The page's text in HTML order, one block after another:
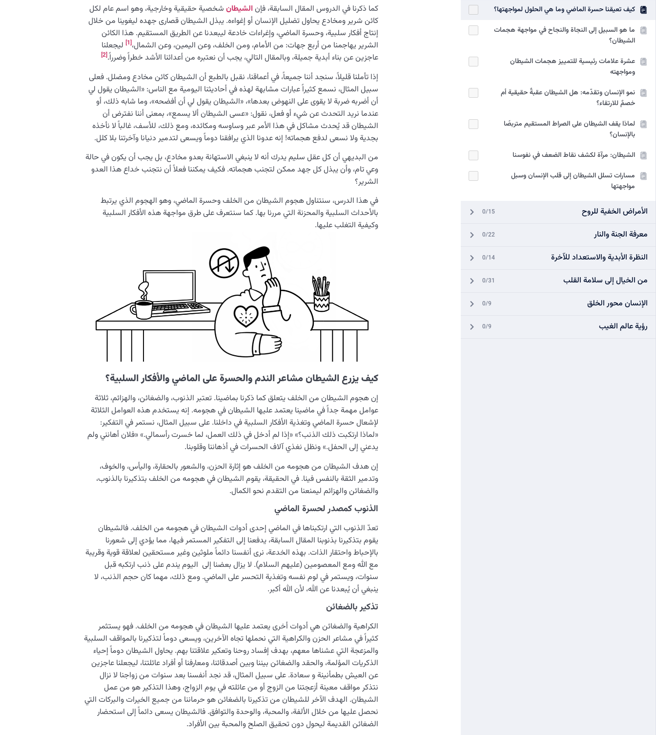
كيف تعيقنا حسرة الماضي وما هي الحلول لمواجهتها؟
ما هو السبيل إلى النجاة والنجاح في مواجهة هجمات
الشيطان؟
عشرة علامات رئيسية للتمييز هجمات الشيطان
ومواجهته
نمو الإنسان وتقدّمه: هل الشيطان عقبةٌ حقيقية أم
خصمٌ للارتقاء؟
لماذا يقف الشيطان على الصراط المستقيم متربصًا
بالإنسان؟
الشيطان: مرآة لكشف نقاط الضعف في نفوسنا
مسارات تسلل الشيطان إلى قلب الإنسان وسبل
مواجهتها
الأمراض الخفية للروح 0/15
معرفة الجنة والنار 0/22
النظرة الأبدية والاستعداد للآخرة 0/14
من الخيال إلى سلامة القلب 0/31
الإنسان محور الخلق 0/9
رؤية عالم الغيب 0/9
كما ذكرنا في الدروس المقال السابقة، فإن الشيطان شخصية حقيقية وخارجية، وهو اسم عام لكل
كائن شرير ومخادع يحاول تضليل الإنسان أو إغواءه. يبذل الشيطان قصارى جهده ليغوينا من خلال
إنتاج أفكار سلبية، وحسرة الماضي، وإغراءات خادعة ليبعدنا عن الطريق المستقيم. هذا الكائن
الشرير يهاجمنا من أربع جهات: من الأمام، ومن الخلف، وعن اليمين، وعن الشمال،[1]
ليجعلنا
عاجزين عن بناء أبدية جميلة، وبالمقال التالي، يجب أن نعتبره من أعدائنا الأشد خطراً وضرراً.[2]
إذا تأملنا قليلاً، سنجد أننا جميعاً، في أعماقنا، نقبل بالطبع أن الشيطان كائن مخادع ومضلل. فعلى
سبيل المثال، نسمع كثيراً عبارات مشابهة لهذه في أحاديثنا اليومية مع الناس: «الشيطان يقول لي
أن أضربه ضربة لا يقوى على النهوض بعدها»، «الشيطان يقول لي أن أفضحه»، وما شابه ذلك، أو
عندما نريد التحدث عن شيء أو فعل، نقول: «عسى الشيطان ألا يسمع»، بمعنى أننا نفترض أن
الشيطان قد يُحدث مشاكل في هذا الأمر عبر وساوسه ومكائده، ومع ذلك، للأسف، غالباً لا نأخذه
بجدية ولا نسعى لدفع هجماته! إنه عدونا الذي يرافقنا دوماً ويسعى لتدمير دنيانا وآخرتنا بلا كلل.
من البديهي أن كل عقل سليم يدرك أنه لا ينبغي الاستهانة بعدو مخادع، بل يجب أن يكون في حالة
وعي تام، وأن يبذل كل جهد ممكن لتجنب هجماته. فكيف يمكننا فعلاً أن نتجنب خداع هذا العدو
الشرير؟
في هذا الدرس، سنتناول هجوم الشيطان من الخلف وحسرة الماضي، وهو الهجوم الذي يرتبط
بالأحداث السلبية والمحزنة التي مررنا بها. كما سنتعرف على طرق مواجهة هذه الأفكار السلبية
وكيفية التغلب عليها.
كيف يزرع الشيطان مشاعر الندم والحسرة على الماضي والأفكار السلبية؟
إن هجوم الشيطان من الخلف يتعلق كما ذكرنا بماضينا. تعتبر الذنوب، والضغائن، والهزائم، ثلاثة
عوامل مهمة جداً في ماضينا يعتمد عليها الشيطان في هجومه. إنه يستخدم هذه العوامل الثلاثة
لإشعال حسرة الماضي وتغذية الأفكار السلبية في داخلنا. على سبيل المثال، نستمر في التفكير:
«لماذا ارتكبت ذلك الذنب؟» «إذا لم أدخل في ذلك العمل، لما خسرت رأسمالي.» «فلان أهانني ولم
يدعني إلى الحفل.» ونظل نغذي آلاف الحسرات في أذهاننا وقلوبنا.
إن هدف الشيطان من هجومه من الخلف هو إثارة الحزن، والشعور بالحقارة، واليأس، والخوف،
وتدمير الثقة بالنفس فينا. في الحقيقة، يقوم الشيطان في هجومه من الخلف بتذكيرنا بالذنوب،
والضغائن والهزائم ليمنعنا من التقدم نحو الكمال.
الذنوب كمصدر لحسرة الماضي
تعدّ الذنوب التي ارتكبناها في الماضي إحدى أدوات الشيطان في هجومه من الخلف. فالشيطان
يقوم بتذكيرنا بذنوبنا المقال السابقة، يدفعنا إلى التفكير المستمر فيها، مما يؤدي إلى شعورنا
بالإحباط واحتقار الذات. بهذه الخدعة، نرى أنفسنا دائماً ملوثين وغير مستحقين لعلاقة قوية وقريبة
مع الله ومع المعصومين (عليهم السلام). لا يزال بعضنا إلى اليوم يندم على ذنب ارتكبه قبل
سنوات، ويستمر في لوم نفسه وتغذية التحسر على الماضي. ومع ذلك، مهما كان حجم الذنب، لا
ينبغي أن يُبعدنا عن الله، لأن الله أكبر.
تذكير بالضغائن
الكراهية والضغائن هي أدوات أخرى يعتمد عليها الشيطان في هجومه من الخلف. فهو يستثمر
كثيراً في مشاعر الحزن والكراهية التي نحملها تجاه الآخرين، ويسعى دوماً لتذكيرنا بالمواقف السلبية
والمزعجة التي عشناها معهم، بهدف إفساد روحنا وتعكير علاقتنا بهم. يحاول الشيطان دوماً إحياء
الذكريات المؤلمة، والحقد والضغائن بيننا وبين أصدقائنا، ومعارفنا أو أفراد عائلتنا، ليجعلنا عاجزين
عن العيش بطمأنينة و سعادة. على سبيل المثال، قد نجد أنفسنا بعد سنوات من زواجنا لا نزال
نتذكر مواقف معينة أزعجتنا من الزوج أو من عائلته في يوم الزواج، وهذا التذكير هو من عمل
الشيطان. الهدف الآخر للشيطان من تذكيرنا بالضغائن هو حرماننا من جميع الخيرات والبركات التي
نحصل عليها من خلال الألفة، والمحبة، والوحدة والتوافق. فالشيطان يسعى دائماً إلى استحضار
الضغائن القديمة ليحول دون تحقيق الصلح والمحبة بين الأفراد.